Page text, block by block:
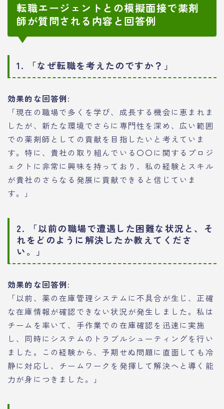
転職エージェントとの模擬面接で薬剤
師が質問される内容と回答例
1. 「なぜ転職を考えたのですか？」
効果的な回答例:
「現在の職場で多くを学び、成長する機会に恵まれま
したが、新たな環境でさらに専門性を深め、広い範囲
での薬剤師としての貢献を目指したいと考えていま
す。特に、貴社の取り組んでいる〇〇に関するプロジ
ェクトに非常に興味を持っており、私の経験とスキル
が貴社のさらなる発展に貢献できると信じていま
す。」
2. 「以前の職場で遭遇した困難な状況と、そ
れをどのように解決したか教えてくださ
い。」
効果的な回答例:
「以前、薬の在庫管理システムに不具合が生じ、正確
な在庫情報が確認できない状況が発生しました。私は
チームを率いて、手作業での在庫確認を迅速に実施
し、同時にシステムのトラブルシューティングを行い
ました。この経験から、予期せぬ問題に直面しても冷
静に対応し、チームワークを発揮して解決へと導く能
力が身につきました。」